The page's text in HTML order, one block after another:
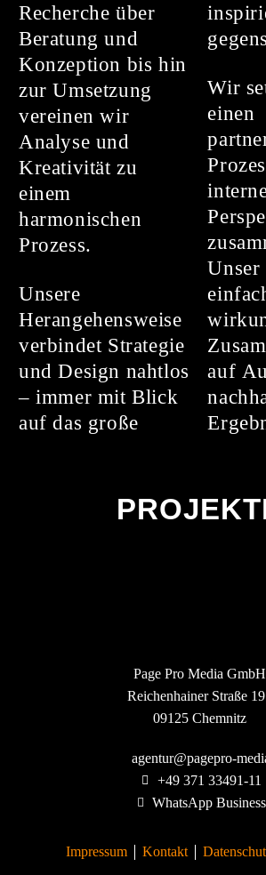
Recherche über
Beratung und
Konzeption bis hin
zur Umsetzung
vereinen wir
Analyse und
Kreativität zu
einem
harmonischen
Prozess.
Unsere
Herangehensweise
verbindet Strategie
und Design nahtlos
– immer mit Blick
auf das große
Wir
einen
auf
Page Pro Media GmbH
Reichenhainer Straße
09125 Chemnitz
agentur@pagepro-
+49 371 33491-11
WhatsApp Business
Impressum Kontakt